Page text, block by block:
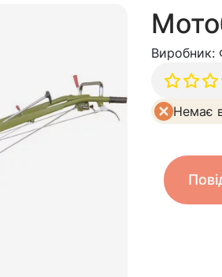
Виробник:
Немає